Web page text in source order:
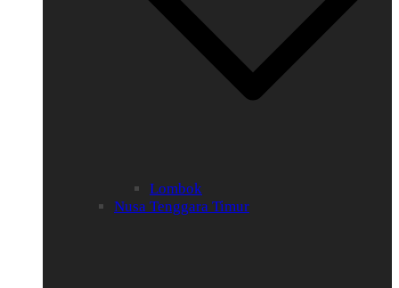
Lombok
Nusa Tenggara Timur